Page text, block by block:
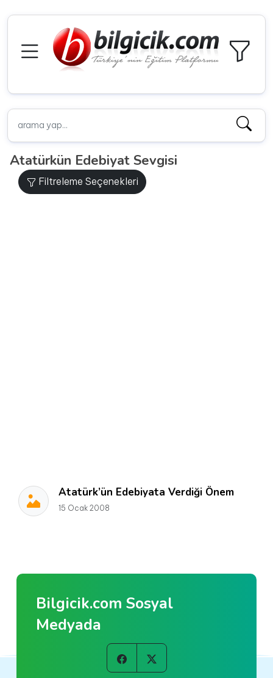
Atatürkün Edebiyat Sevgisi
Filtreleme Seçenekleri
Atatürk’ün Edebiyata Verdiği Önem
15 Ocak 2008
Bilgicik.com Sosyal
Medyada